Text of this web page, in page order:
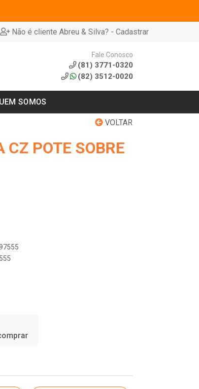
Não é cliente Abreu & Silva? - Cadastrar
Fale Conosco
(81) 3771-0320
(82) 3512-0020
SOMOS
VOLTAR
POTE SOBRE